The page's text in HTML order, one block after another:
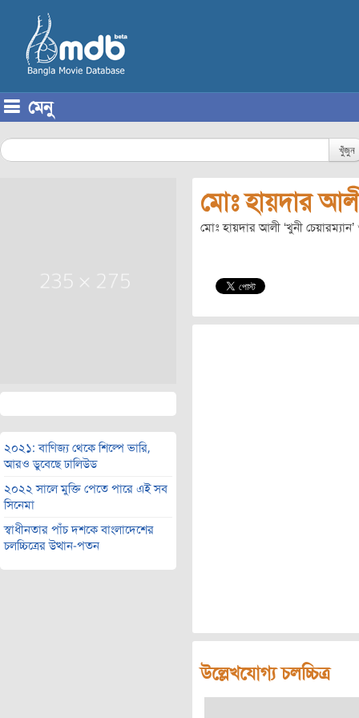
মেনু
খুঁজুন
২০২১: বাণিজ্য থেকে শিল্পে ভারি,
আরও ডুবেছে ঢালিউড
২০২২ সালে মুক্তি পেতে পারে এই সব
সিনেমা
স্বাধীনতার পাঁচ দশকে বাংলাদেশের
চলচ্চিত্রের উত্থান-পতন
মোঃ হায়দার
মোঃ হায়দার আলী ‘খুনী
উল্লেখযোগ্য চলচ্চিত্র